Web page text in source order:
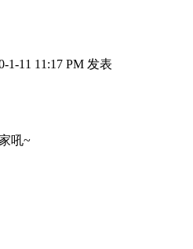
1-11 11:17 PM 发表
吼~